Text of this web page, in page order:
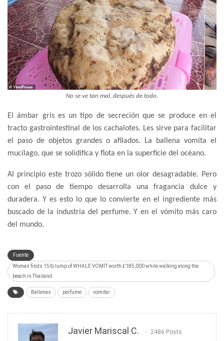
No se ve tan mal, después de todo.
El ámbar gris es un tipo de secreción que se produce en el
tracto gastrointestinal de los cachalotes. Les sirve para facilitar
el paso de objetos grandes o afilados. La ballena vomita el
mucílago, que se solidifica y flota en la superficie del océano.
Al principio este trozo sólido tiene un olor desagradable. Pero
con el paso de tiempo desarrolla una fragancia dulce y
duradera. Y es esto lo que lo convierte en el ingrediente más
buscado de la industria del perfume. Y en el vómito más caro
del mundo.
Fuente
Woman finds 15lb lump of WHALE VOMIT worth £185,000 while walking along the
beach in Thailand
Ballenas perfume vomitar
Javier Mariscal C. 2486 Posts